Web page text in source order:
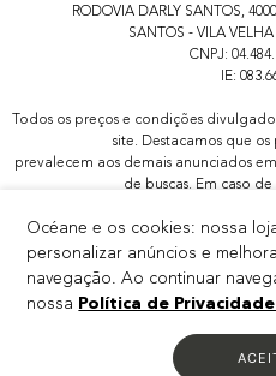
Océane e os cookies: nossa
personalizar anúncios e
navegação. Ao continuar
nossa Política de
RODOVIA DARLY SANTOS,
SANTOS - VILA VELHA
CNPJ:
IE:
Todos os preços e condições
site. Destacamos que os
prevalecem aos demais anunciados
de buscas. Em caso
condições na
Todas as promoções de brindes
apenas 1x
produtos disponíveis na página da
outras variações de cor,